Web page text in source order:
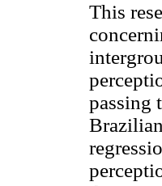
This
passing